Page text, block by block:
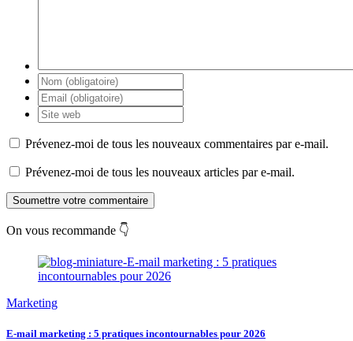
Prévenez-moi de tous les nouveaux commentaires par e-mail.
Prévenez-moi de tous les nouveaux articles par e-mail.
Soumettre votre commentaire
On vous recommande 👇
Marketing
E-mail marketing : 5 pratiques incontournables pour 2026